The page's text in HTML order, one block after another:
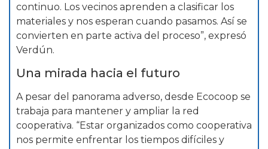
continuo. Los vecinos aprenden a clasificar los
materiales y nos esperan cuando pasamos. Así se
convierten en parte activa del proceso”, expresó
Verdún.
Una mirada hacia el futuro
A pesar del panorama adverso, desde Ecocoop se
trabaja para mantener y ampliar la red
cooperativa. “Estar organizados como cooperativa
nos permite enfrentar los tiempos difíciles y